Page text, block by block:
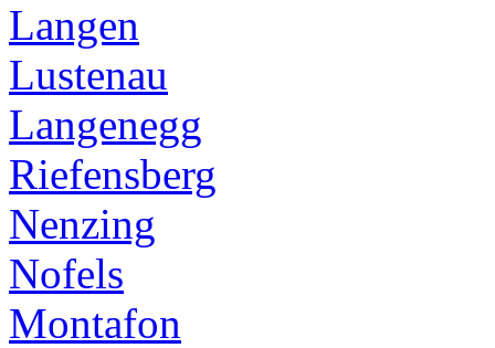
Langen
Lustenau
Langenegg
Riefensberg
Nenzing
Nofels
Montafon